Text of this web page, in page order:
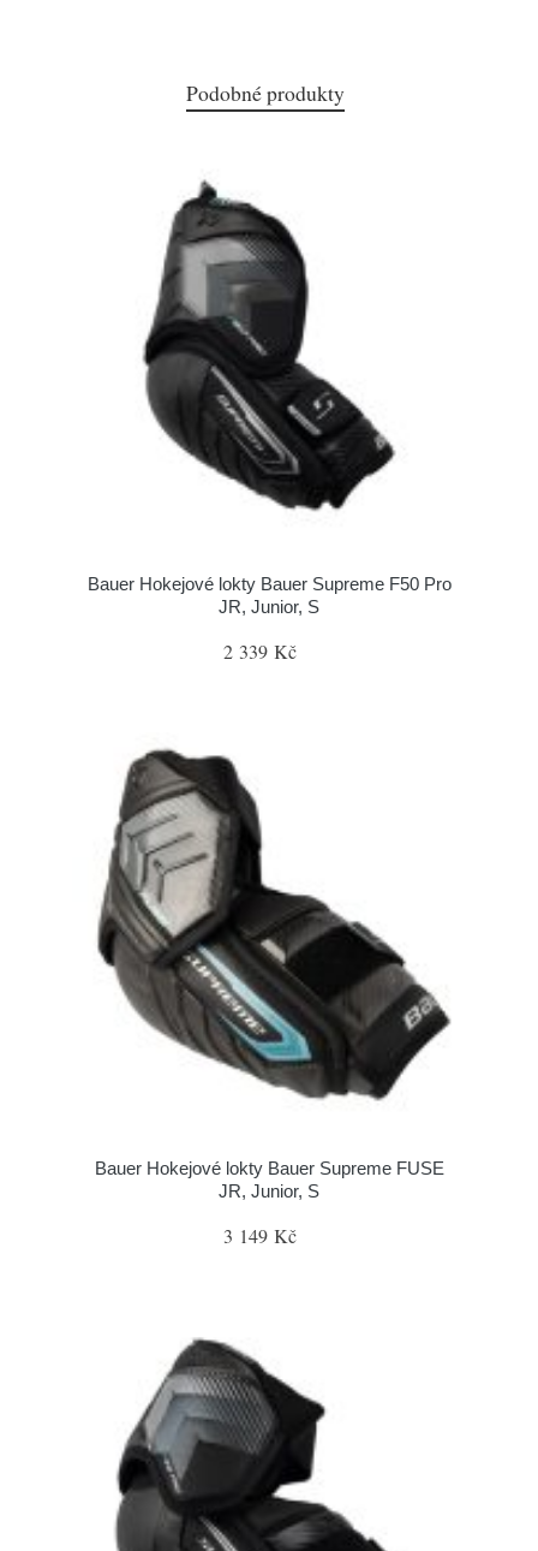
Podobné produkty
Bauer Hokejové lokty Bauer Supreme F50 Pro
JR, Junior, S
2 339 Kč
Bauer Hokejové lokty Bauer Supreme FUSE
JR, Junior, S
3 149 Kč